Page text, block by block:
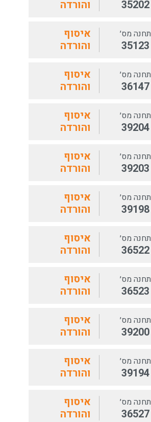
35202
והורדה
תחנה מס׳
35123
איסוף
והורדה
תחנה מס׳
36147
איסוף
והורדה
תחנה מס׳
39204
איסוף
והורדה
תחנה מס׳
39203
איסוף
והורדה
תחנה מס׳
39198
איסוף
והורדה
תחנה מס׳
36522
איסוף
והורדה
תחנה מס׳
36523
איסוף
והורדה
תחנה מס׳
39200
איסוף
והורדה
תחנה מס׳
39194
איסוף
והורדה
תחנה מס׳
36527
איסוף
והורדה